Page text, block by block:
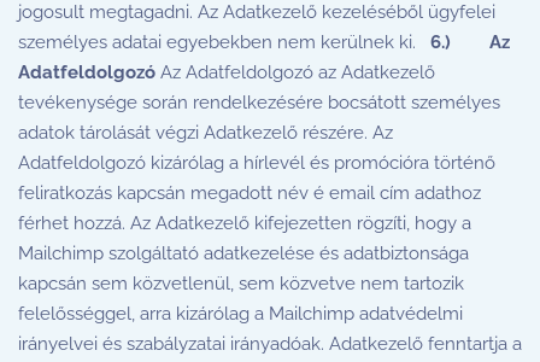
jogosult megtagadni. Az Adatkezelő kezeléséből ügyfelei
személyes adatai egyebekben nem kerülnek ki. 6.) Az
Adatfeldolgozó Az Adatfeldolgozó az Adatkezelő
tevékenysége során rendelkezésére bocsátott személyes
adatok tárolását végzi Adatkezelő részére. Az
Adatfeldolgozó kizárólag a hírlevél és promócióra történő
feliratkozás kapcsán megadott név é email cím adathoz
férhet hozzá. Az Adatkezelő kifejezetten rögzíti, hogy a
Mailchimp szolgáltató adatkezelése és adatbiztonsága
kapcsán sem közvetlenül, sem közvetve nem tartozik
felelősséggel, arra kizárólag a Mailchimp adatvédelmi
irányelvei és szabályzatai irányadóak. Adatkezelő fenntartja a